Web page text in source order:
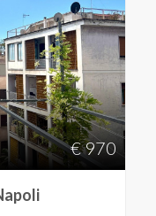
€ 970